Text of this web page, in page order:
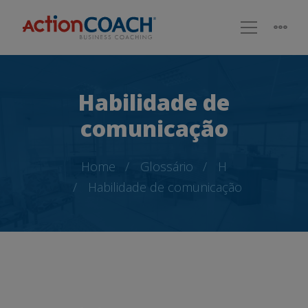
Habilidade de
comunicação
Home Glossário
H
Habilidade de comunicação